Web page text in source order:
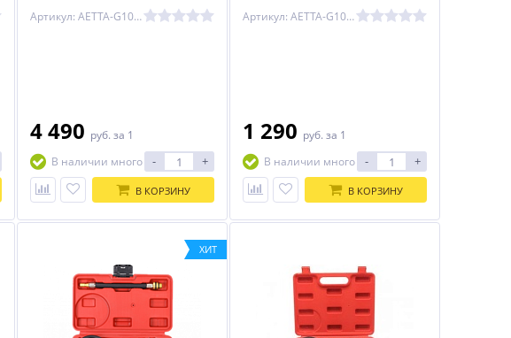
Артикул: AETTA-G1079
4 490 руб. за 1
В наличии много
- +
В КОРЗИНУ
Артикул: AETTA-G1006
1 290 руб. за 1
В наличии много
- +
В КОРЗИНУ
ХИТ